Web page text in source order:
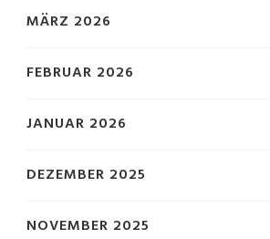
MÄRZ 2026
FEBRUAR 2026
JANUAR 2026
DEZEMBER 2025
NOVEMBER 2025